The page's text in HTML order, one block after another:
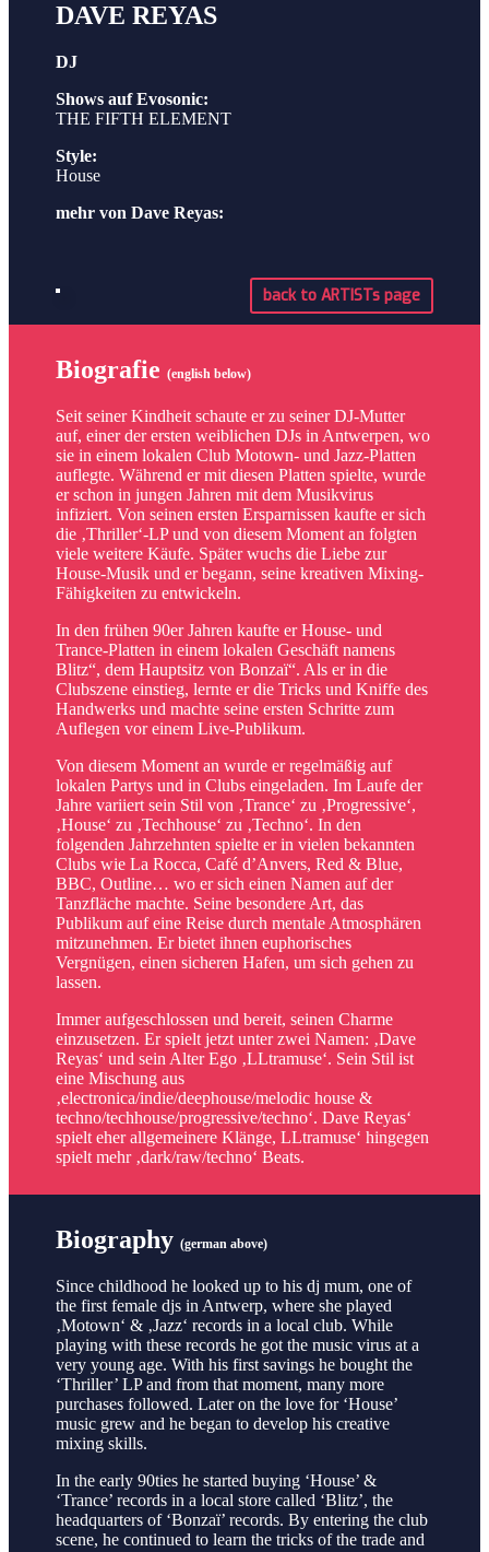
DAVE REYAS
DJ
Shows auf Evosonic:
THE FIFTH ELEMENT
Style:
House
mehr von Dave Reyas:
back to ARTISTs page
Biografie(english below)
Seit seiner Kindheit schaute er zu seiner DJ-Mutter
auf, einer der ersten weiblichen DJs in Antwerpen, wo
sie in einem lokalen Club Motown- und Jazz-Platten
auflegte. Während er mit diesen Platten spielte, wurde
er schon in jungen Jahren mit dem Musikvirus
infiziert. Von seinen ersten Ersparnissen kaufte er sich
die ‚Thriller‘-LP und von diesem Moment an folgten
viele weitere Käufe. Später wuchs die Liebe zur
House-Musik und er begann, seine kreativen Mixing-
Fähigkeiten zu entwickeln.
In den frühen 90er Jahren kaufte er House- und
Trance-Platten in einem lokalen Geschäft namens
Blitz“, dem Hauptsitz von Bonzaï“. Als er in die
Clubszene einstieg, lernte er die Tricks und Kniffe des
Handwerks und machte seine ersten Schritte zum
Auflegen vor einem Live-Publikum.
Von diesem Moment an wurde er regelmäßig auf
lokalen Partys und in Clubs eingeladen. Im Laufe der
Jahre variiert sein Stil von ‚Trance‘ zu ‚Progressive‘,
‚House‘ zu ‚Techhouse‘ zu ‚Techno‘. In den
folgenden Jahrzehnten spielte er in vielen bekannten
Clubs wie La Rocca, Café d’Anvers, Red & Blue,
BBC, Outline… wo er sich einen Namen auf der
Tanzfläche machte. Seine besondere Art, das
Publikum auf eine Reise durch mentale Atmosphären
mitzunehmen. Er bietet ihnen euphorisches
Vergnügen, einen sicheren Hafen, um sich gehen zu
lassen.
Immer aufgeschlossen und bereit, seinen Charme
einzusetzen. Er spielt jetzt unter zwei Namen: ‚Dave
Reyas‘ und sein Alter Ego ‚LLtramuse‘. Sein Stil ist
eine Mischung aus
‚electronica/indie/deephouse/melodic house &
techno/techhouse/progressive/techno‘. Dave Reyas‘
spielt eher allgemeinere Klänge, LLtramuse‘ hingegen
spielt mehr ‚dark/raw/techno‘ Beats.
Biography(german above)
Since childhood he looked up to his dj mum, one of
the first female djs in Antwerp, where she played
‚Motown‘ & ‚Jazz‘ records in a local club. While
playing with these records he got the music virus at a
very young age. With his first savings he bought the
‘Thriller’ LP and from that moment, many more
purchases followed. Later on the love for ‘House’
music grew and he began to develop his creative
mixing skills.
In the early 90ties he started buying ‘House’ &
‘Trance’ records in a local store called ‘Blitz’, the
headquarters of ‘Bonzaï’ records. By entering the club
scene, he continued to learn the tricks of the trade and